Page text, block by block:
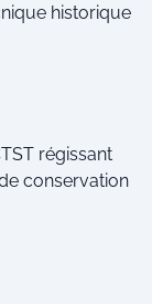
historique
régissant
conservation